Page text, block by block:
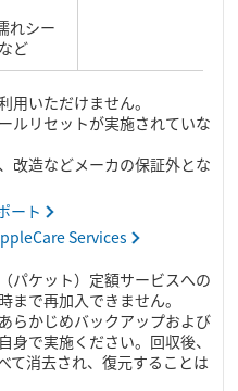
れシー
ど
いただけません。
ルリセットが実施されていな
改造などメーカの保証外とな
ート
Services
パケット）定額サービスへの
まで再加入できません。
らかじめバックアップおよび
身で実施ください。回収後、
て消去され、復元することは